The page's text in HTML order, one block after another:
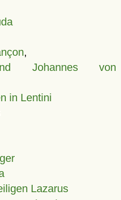
,
Johannes von
in Lentini
Lazarus